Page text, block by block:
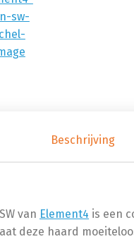
Beschrijving
van Element4 is een
deze haard